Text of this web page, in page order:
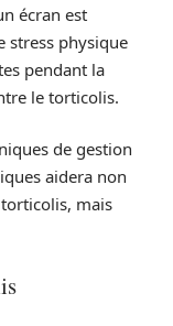
écran est
stress physique
pendant la
le torticolis.
de gestion
aidera non
mais